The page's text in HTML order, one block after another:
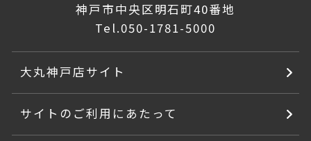
神戸市中央区明石町40番地
Tel.050-1781-5000
大丸神戸店サイト
サイトのご利用にあたって